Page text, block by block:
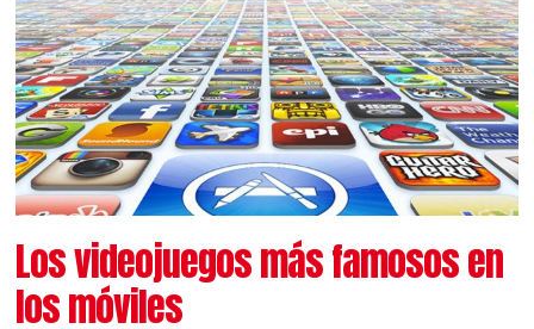
Los videojuegos más famosos en
los móviles